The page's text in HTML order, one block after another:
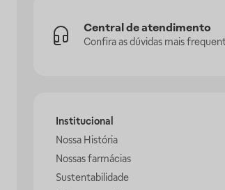
Central de atendimento
Confira as dúvidas mais
Institucional
Nossa História
Nossas farmácias
Sustentabilidade